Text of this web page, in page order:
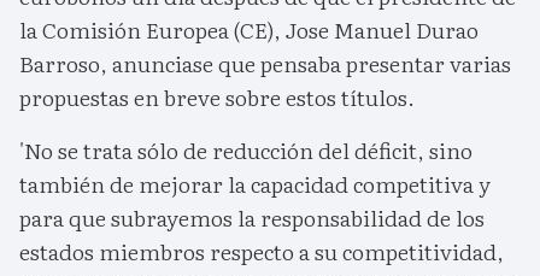
la Comisión Europea (CE), Jose Manuel Durao
Barroso, anunciase que pensaba presentar varias
propuestas en breve sobre estos títulos.
'No se trata sólo de reducción del déficit, sino
también de mejorar la capacidad competitiva y
para que subrayemos la responsabilidad de los
estados miembros respecto a su competitividad,